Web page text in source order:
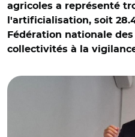
agricoles a représenté
l'artificialisation, soit
Fédération nationale
collectivités à la